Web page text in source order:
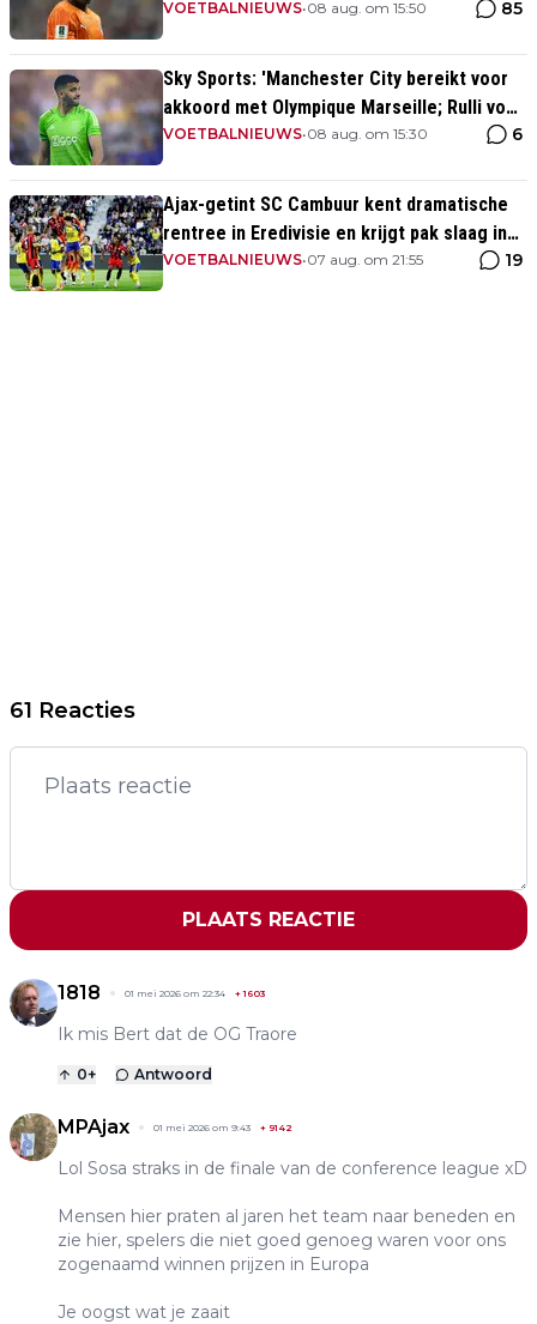
VOETBALNIEUWS•08 aug. om 15:50 85
Sky Sports: 'Manchester City bereikt voor
akkoord met Olympique Marseille; Rulli voor
twee miljoen naar Engeland'
VOETBALNIEUWS•08 aug. om 15:30 6
Ajax-getint SC Cambuur kent dramatische
rentree in Eredivisie en krijgt pak slaag in
eigen huis
VOETBALNIEUWS•07 aug. om 21:55 19
61 Reacties
PLAATS REACTIE
1818 01 mei 2026 om 22:34 +1603
Ik mis Bert dat de OG Traore
0+ Antwoord
MPAjax 01 mei 2026 om 9:43 + 9142
Lol Sosa straks in de finale van de conference league xD
Mensen hier praten al jaren het team naar beneden en
zie hier, spelers die niet goed genoeg waren voor ons
zogenaamd winnen prijzen in Europa
Je oogst wat je zaait